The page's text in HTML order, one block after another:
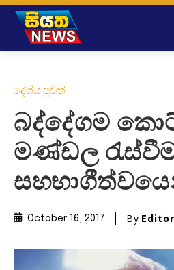
දේශීය පුවත්
බද්දේගම
මණ්ඩල
October 16, 2017 By